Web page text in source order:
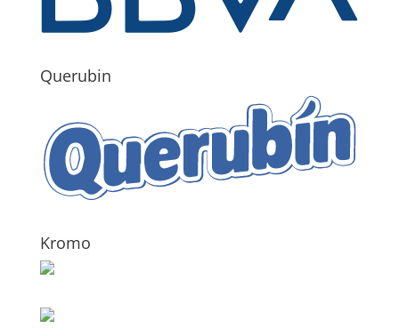
Querubin
Kromo